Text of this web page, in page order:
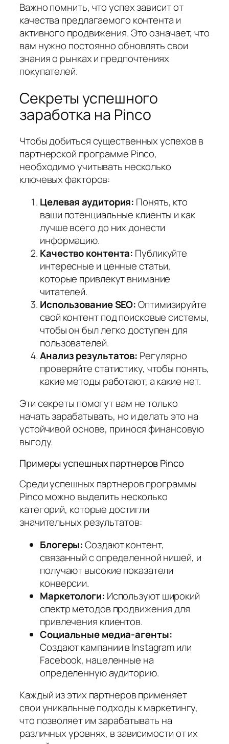
Важно помнить, что успех зависит от
качества предлагаемого контента и
активного продвижения. Это означает, что
вам нужно постоянно обновлять свои
знания о рынках и предпочтениях
покупателей.
Секреты успешного
заработка на Pinco
Чтобы добиться существенных успехов в
партнерской программе Pinco,
необходимо учитывать несколько
ключевых факторов:
Целевая аудитория: Понять, кто
ваши потенциальные клиенты и как
лучше всего до них донести
информацию.
Качество контента: Публикуйте
интересные и ценные статьи,
которые привлекут внимание
читателей.
Использование SEO:Оптимизируйте
свой контент под поисковые системы,
чтобы он был легко доступен для
пользователей.
Анализ результатов: Регулярно
проверяйте статистику, чтобы понять,
какие методы работают, а какие нет.
Эти секреты помогут вам не только
начать зарабатывать, но и делать это на
устойчивой основе, принося финансовую
выгоду.
Примеры успешных партнеров Pinco
Среди успешных партнеров программы
Pinco можно выделить несколько
категорий, которые достигли
значительных результатов:
Блогеры:Создают контент,
связанный с определенной нишей, и
получают высокие показатели
конверсии.
Маркетологи: Используют широкий
спектр методов продвижения для
привлечения клиентов.
Социальные медиа-агенты:
Создают кампании в Instagram или
Facebook, нацеленные на
определенную аудиторию.
Каждый из этих партнеров применяет
свои уникальные подходы к маркетингу,
что позволяет им зарабатывать на
различных уровнях, в зависимости от их